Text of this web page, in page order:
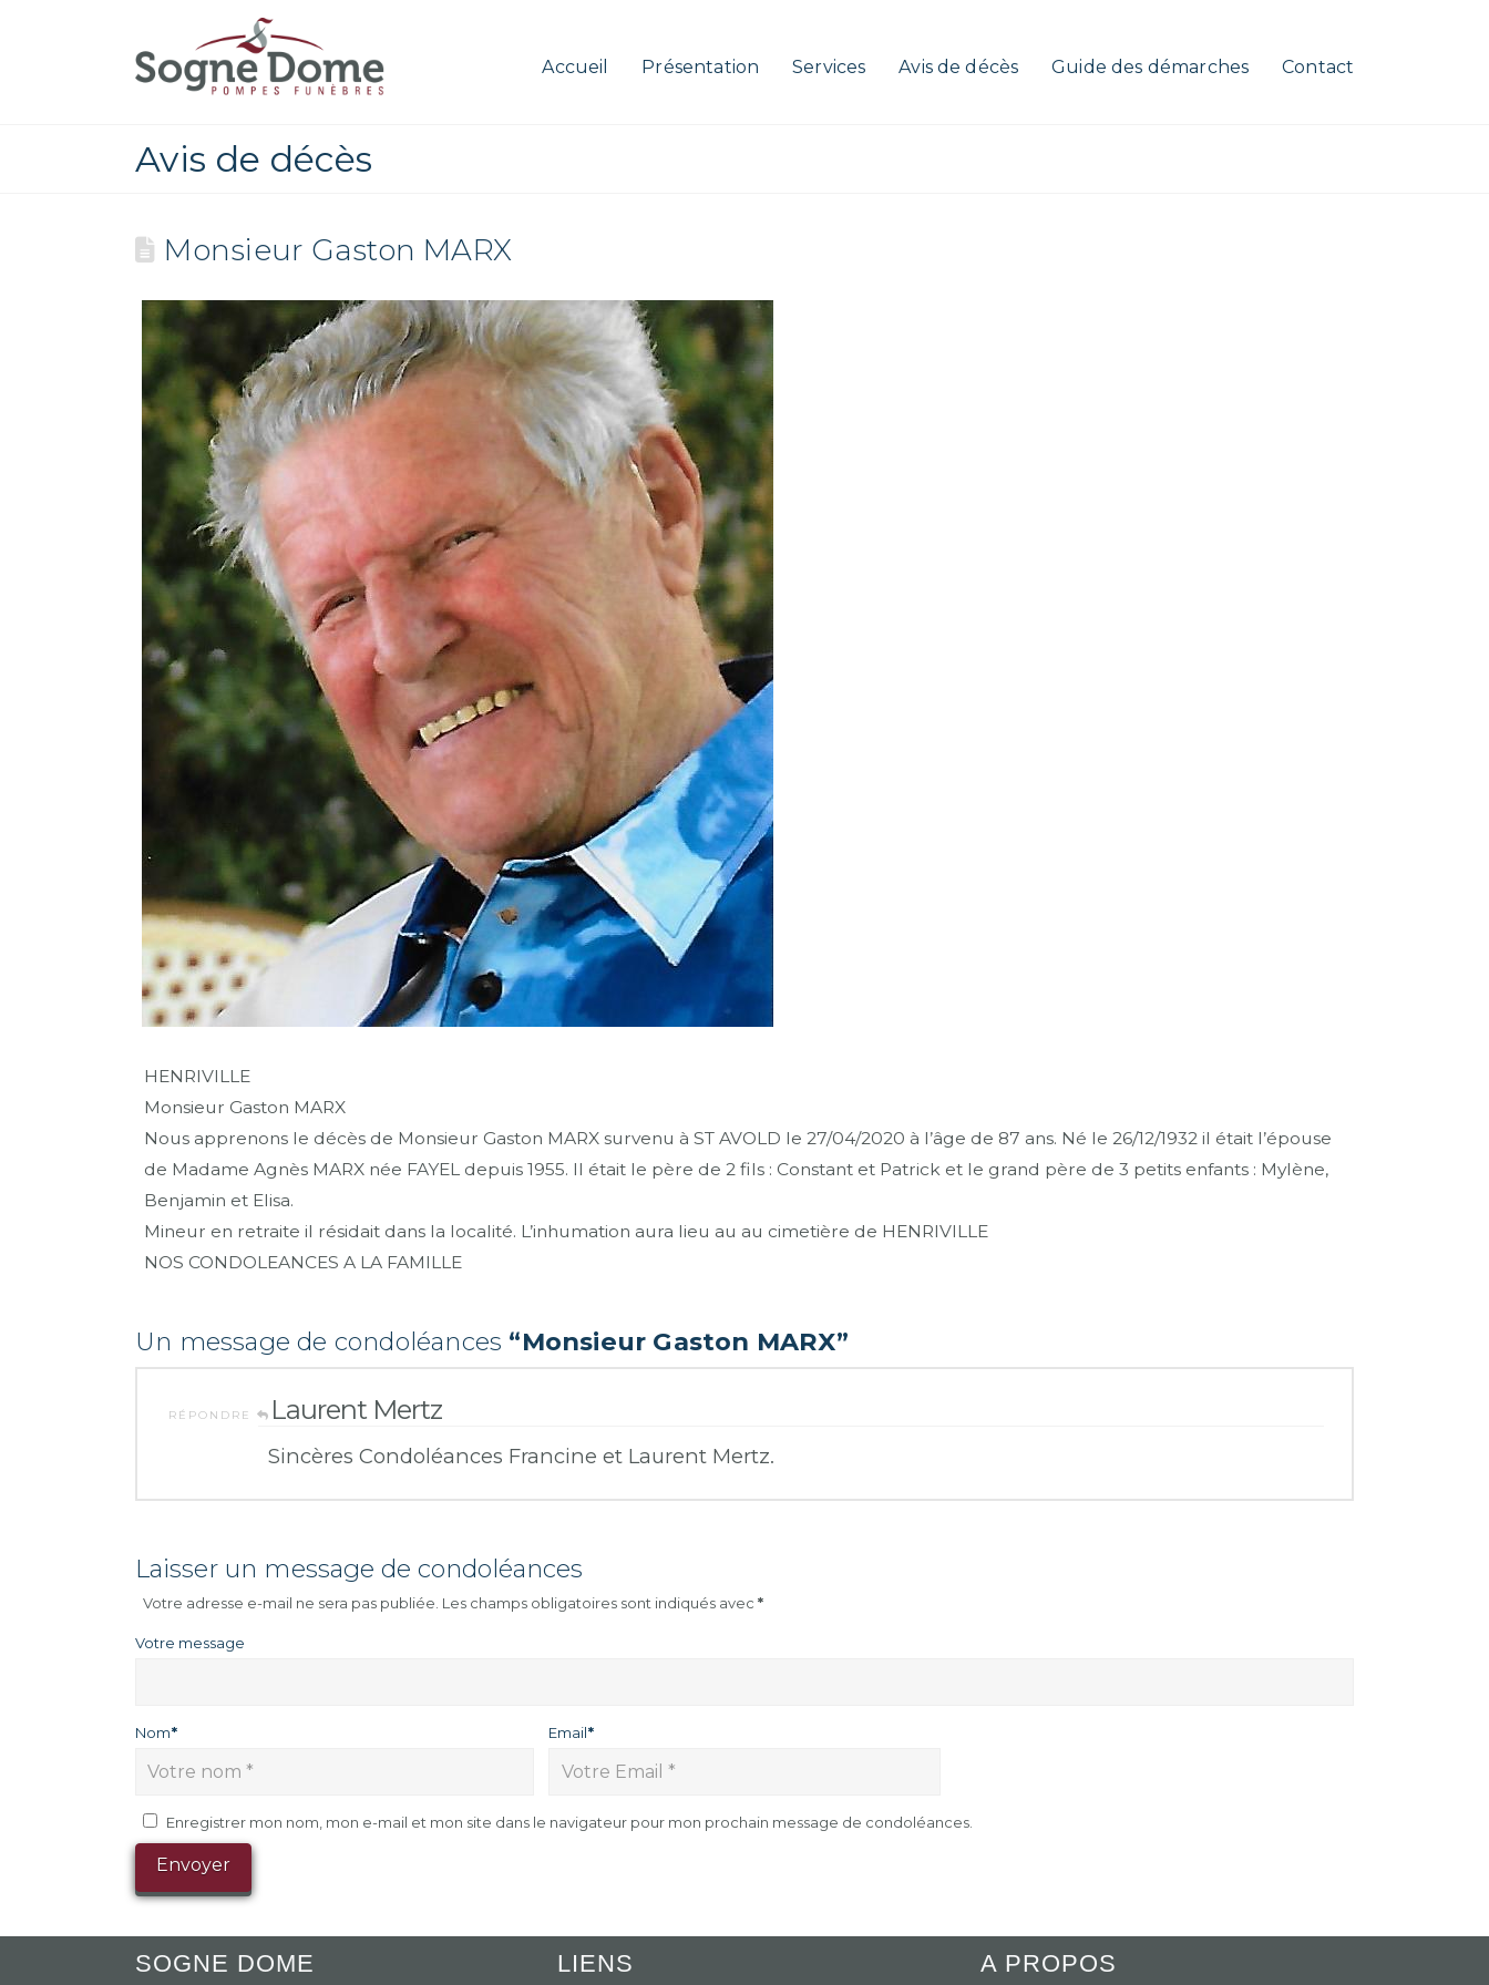
Accueil Présentation Services Avis de décès Guide des démarches Contact
Avis de décès
Monsieur Gaston MARX
HENRIVILLE
Monsieur Gaston MARX
Nous apprenons le décès de Monsieur Gaston MARX survenu à ST AVOLD le 27/04/2020 à l’âge de 87 ans. Né le 26/12/1932 il était l’épouse
de Madame Agnès MARX née FAYEL depuis 1955. Il était le père de 2 fils : Constant et Patrick et le grand père de 3 petits enfants : Mylène,
Benjamin et Elisa.
Mineur en retraite il résidait dans la localité. L’inhumation aura lieu au au cimetière de HENRIVILLE
NOS CONDOLEANCES A LA FAMILLE
Un message de condoléances “Monsieur Gaston MARX”
RÉPONDRE Laurent Mertz
Sincères Condoléances Francine et Laurent Mertz.
Laisser un message de condoléances
Votre adresse e-mail ne sera pas publiée. Les champs obligatoires sont indiqués avec *
Votre message
Nom* Email*
Enregistrer mon nom, mon e-mail et mon site dans le navigateur pour mon prochain message de condoléances.
SOGNE DOME LIENS A PROPOS